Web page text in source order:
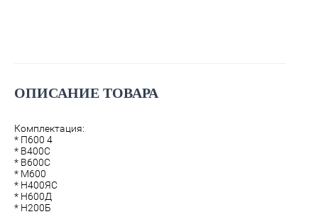
ОПИСАНИЕ ТОВАРА
Комплектация:
* П600 4
* В400С
* В600С
* М600
* Н400ЯС
* Н600Д
* Н200Б